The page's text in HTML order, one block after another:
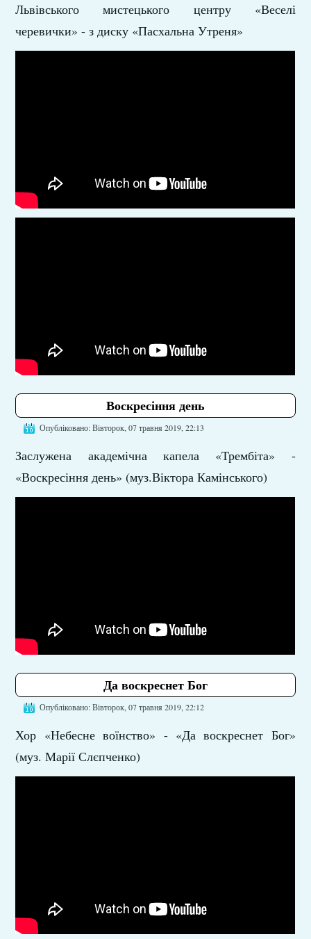
Львівського мистецького центру «Веселі
черевички» - з диску «Пасхальна Утреня»
Воскресіння день
Опубліковано: Вівторок, 07 травня 2019, 22:13
Заслужена академічна капела «Трембіта» -
«Воскресіння день» (муз.Віктора Камінського)
Да воскреснет Бог
Опубліковано: Вівторок, 07 травня 2019, 22:12
Хор «Небесне воїнство» - «Да воскреснет Бог»
(муз. Марії Слєпченко)